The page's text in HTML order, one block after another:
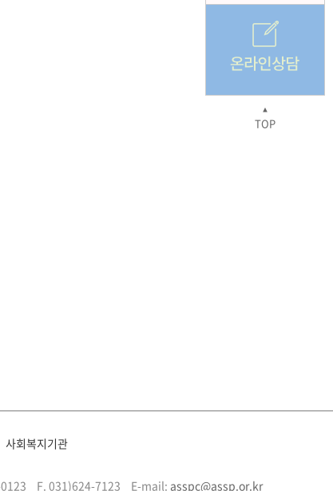
사회복지기관
F. 031)624-7123 E-mail: asspc@assp.or.kr
▲
TOP